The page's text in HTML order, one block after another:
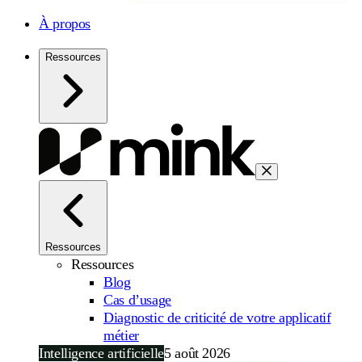
À propos
Ressources
Ressources
Ressources
Blog
Cas d’usage
Diagnostic de criticité de votre applicatif
métier
Intelligence artificielle5 août 2026